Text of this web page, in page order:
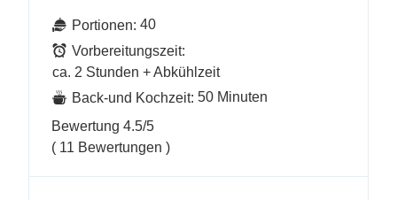
Portionen: 40
Vorbereitungszeit:
ca. 2 Stunden + Abkühlzeit
Back-und Kochzeit: 50 Minuten
Bewertung 4.5/5
( 11 Bewertungen )